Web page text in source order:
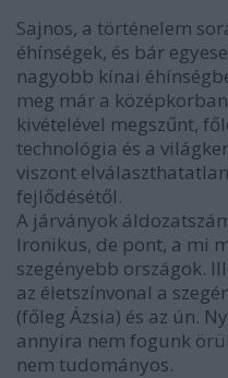
Sajnos, a történelem
éhínségek, és bár
nagyobb kínai
meg már a
kivételével megszűnt,
technológia és a
viszont
fejlődésétől.
A járványok
Ironikus, de pont, a mi
szegényebb országok.
az életszínvonal a
(főleg Ázsia) és az ún.
annyira nem fogunk
nem tudományos.